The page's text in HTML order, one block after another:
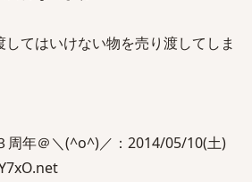
てはいけない物を売り渡してしま
周年＠＼(^o^)／：2014/05/10(土)